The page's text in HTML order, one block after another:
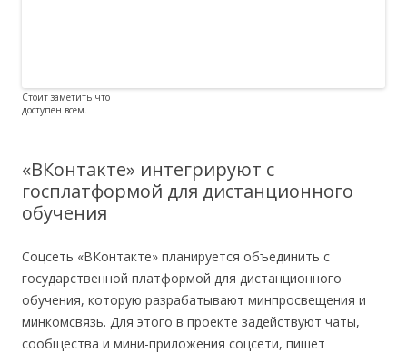
Стоит заметить что
доступен всем.
«ВКонтакте» интегрируют с
госплатформой для дистанционного
обучения
Соцсеть «ВКонтакте» планируется объединить с
государственной платформой для дистанционного
обучения, которую разрабатывают минпросвещения и
минкомсвязь. Для этого в проекте задействуют чаты,
сообщества и мини-приложения соцсети, пишет